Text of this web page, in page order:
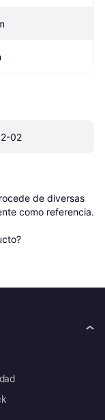
02
de diversas
como referencia.